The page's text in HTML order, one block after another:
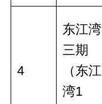
4
东江湾
三期
（东江
湾1